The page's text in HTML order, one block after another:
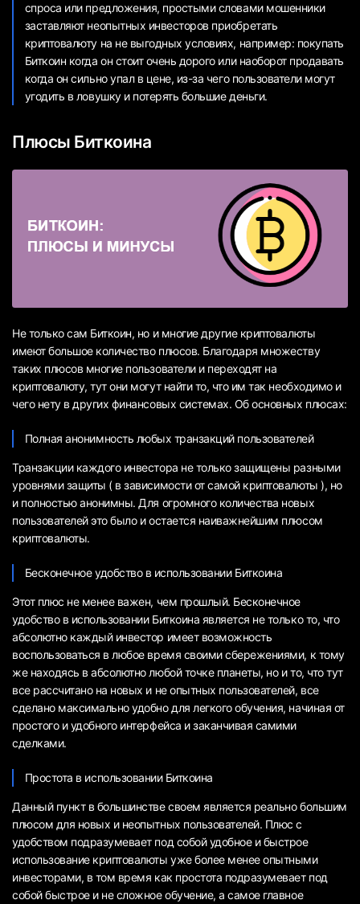
спроса или предложения, простыми словами мошенники
заставляют неопытных инвесторов приобретать
криптовалюту на не выгодных условиях, например: покупать
Биткоин когда он стоит очень дорого или наоборот продавать
когда он сильно упал в цене, из-за чего пользователи могут
угодить в ловушку и потерять большие деньги.
Плюсы Биткоина
Не только сам Биткоин, но и многие другие криптовалюты
имеют большое количество плюсов. Благодаря множеству
таких плюсов многие пользователи и переходят на
криптовалюту, тут они могут найти то, что им так необходимо и
чего нету в других финансовых системах. Об основных плюсах:
Полная анонимность любых транзакций пользователей
Транзакции каждого инвестора не только защищены разными
уровнями защиты ( в зависимости от самой криптовалюты ), но
и полностью анонимны. Для огромного количества новых
пользователей это было и остается наиважнейшим плюсом
криптовалюты.
Бесконечное удобство в использовании Биткоина
Этот плюс не менее важен, чем прошлый. Бесконечное
удобство в использовании Биткоина является не только то, что
абсолютно каждый инвестор имеет возможность
воспользоваться в любое время своими сбережениями, к тому
же находясь в абсолютно любой точке планеты, но и то, что тут
все рассчитано на новых и не опытных пользователей, все
сделано максимально удобно для легкого обучения, начиная от
простого и удобного интерфейса и заканчивая самими
сделками.
Простота в использовании Биткоина
Данный пункт в большинстве своем является реально большим
плюсом для новых и неопытных пользователей. Плюс с
удобством подразумевает под собой удобное и быстрое
использование криптовалюты уже более менее опытными
инвесторами, в том время как простота подразумевает под
собой быстрое и не сложное обучение, а самое главное